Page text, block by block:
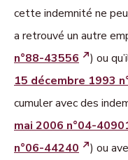
cette indemnité ne
a retrouvé un autre
n°88-43556
) ou
15 décembre 1993
cumuler avec des
mai 2006 n°04-
n°06-44240
) ou